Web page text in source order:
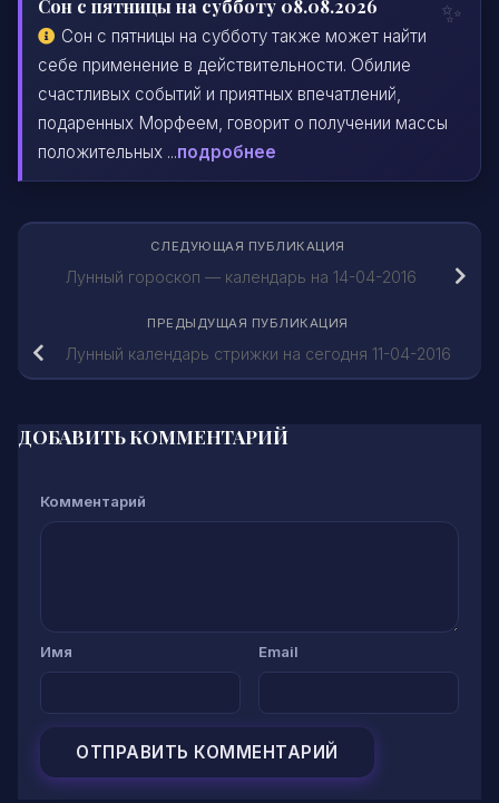
Сон с пятницы на субботу 08.08.2026
Сон с пятницы на субботу также может найти
себе применение в действительности. Обилие
счастливых событий и приятных впечатлений,
подаренных Морфеем, говорит о получении массы
положительных ...подробнее
СЛЕДУЮЩАЯ ПУБЛИКАЦИЯ
Лунный гороскоп — календарь на 14-04-2016
ПРЕДЫДУЩАЯ ПУБЛИКАЦИЯ
Лунный календарь стрижки на сегодня 11-04-2016
ДОБАВИТЬ КОММЕНТАРИЙ
Комментарий
Имя Email